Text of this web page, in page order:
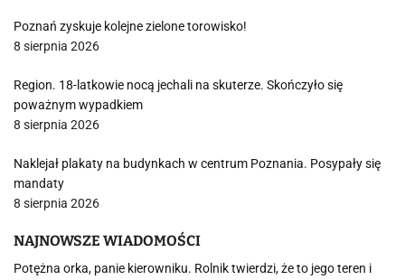
Poznań zyskuje kolejne zielone torowisko!
8 sierpnia 2026
Region. 18-latkowie nocą jechali na skuterze. Skończyło się
poważnym wypadkiem
8 sierpnia 2026
Naklejał plakaty na budynkach w centrum Poznania. Posypały się
mandaty
8 sierpnia 2026
NAJNOWSZE WIADOMOŚCI
Potężna orka, panie kierowniku. Rolnik twierdzi, że to jego teren i